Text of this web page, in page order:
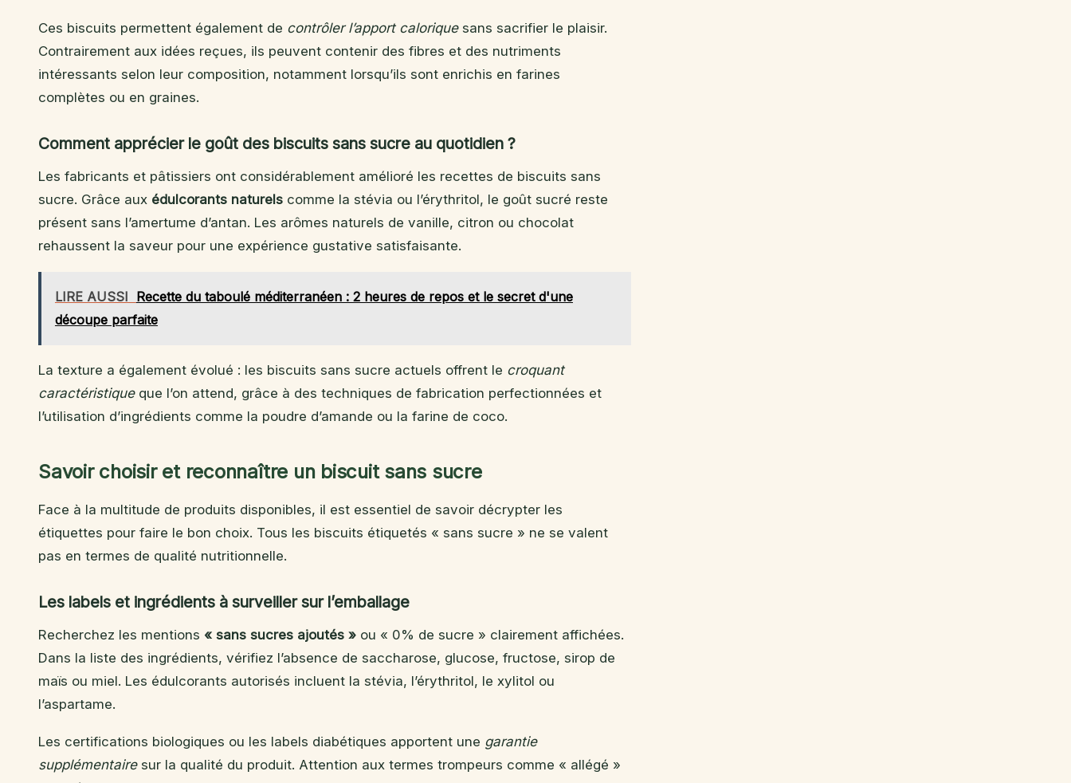
Ces biscuits permettent également de contrôler l’apport caloriquesans sacrifier le plaisir.
Contrairement aux idées reçues, ils peuvent contenir des fibres et des nutriments
intéressants selon leur composition, notamment lorsqu’ils sont enrichis en farines
complètes ou en graines.
Comment apprécier le goût des biscuits sans sucre au quotidien ?
Les fabricants et pâtissiers ont considérablement amélioré les recettes de biscuits sans
sucre. Grâce aux édulcorants naturels comme la stévia ou l’érythritol, le goût sucré reste
présent sans l’amertume d’antan. Les arômes naturels de vanille, citron ou chocolat
rehaussent la saveur pour une expérience gustative satisfaisante.
LIRE AUSSI Recette du taboulé méditerranéen : 2 heures de repos et le secret d'une
découpe parfaite
La texture a également évolué : les biscuits sans sucre actuels offrent le croquant
caractéristiqueque l’on attend, grâce à des techniques de fabrication perfectionnées et
l’utilisation d’ingrédients comme la poudre d’amande ou la farine de coco.
Savoir choisir et reconnaître un biscuit sans sucre
Face à la multitude de produits disponibles, il est essentiel de savoir décrypter les
étiquettes pour faire le bon choix. Tous les biscuits étiquetés « sans sucre » ne se valent
pas en termes de qualité nutritionnelle.
Les labels et ingrédients à surveiller sur l’emballage
Recherchez les mentions « sans sucres ajoutés » ou « 0% de sucre » clairement affichées.
Dans la liste des ingrédients, vérifiez l’absence de saccharose, glucose, fructose, sirop de
maïs ou miel. Les édulcorants autorisés incluent la stévia, l’érythritol, le xylitol ou
l’aspartame.
Les certifications biologiques ou les labels diabétiques apportent une garantie
supplémentairesur la qualité du produit. Attention aux termes trompeurs comme « allégé »